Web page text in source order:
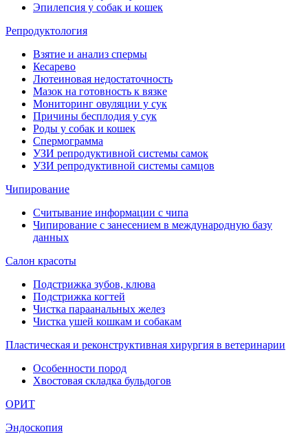
Эпилепсия у собак и кошек
Репродуктология
Взятие и анализ спермы
Кесарево
Лютеиновая недостаточность
Мазок на готовность к вязке
Мониторинг овуляции у сук
Причины бесплодия у сук
Роды у собак и кошек
Спермограмма
УЗИ репродуктивной системы самок
УЗИ репродуктивной системы самцов
Чипирование
Считывание информации с чипа
Чипирование с занесением в международную базу
данных
Салон красоты
Подстрижка зубов, клюва
Подстрижка когтей
Чистка параанальных желез
Чистка ушей кошкам и собакам
Пластическая и реконструктивная хирургия в ветеринарии
Особенности пород
Хвостовая складка бульдогов
ОРИТ
Эндоскопия